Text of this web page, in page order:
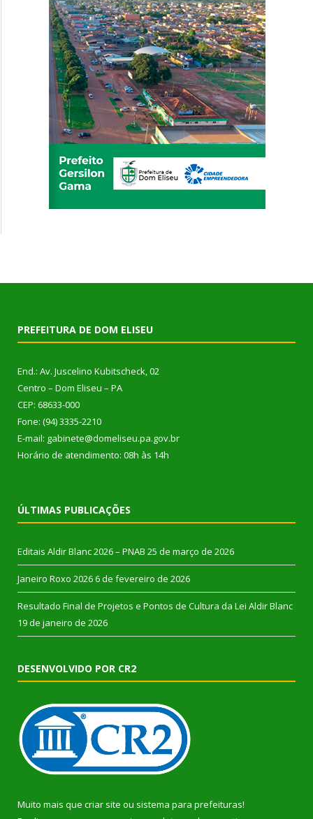
PREFEITURA DE DOM ELISEU
End.: Av. Juscelino Kubitscheck, 02
Centro – Dom Eliseu – PA
CEP: 68633-000
Fone: (94) 3335-2210
E-mail: gabinete@domeliseu.pa.gov.br
Horário de atendimento: 08h às 14h
ÚLTIMAS PUBLICAÇÕES
Editais Aldir Blanc 2026 – PNAB 25 de março de 2026
Janeiro Roxo 2026 6 de fevereiro de 2026
Resultado Final de Projetos e Pontos de Cultura da Lei Aldir Blanc
19 de janeiro de 2026
DESENVOLVIDO POR CR2
Muito mais que criar site ou sistema para prefeituras!